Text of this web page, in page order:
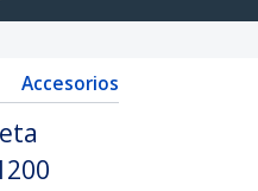
Accesorios